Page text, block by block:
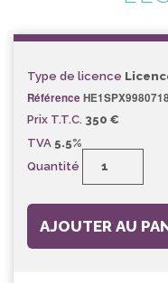
Type de licence
Référence HE1SPX9980718
Prix T.T.C. 350 €
TVA 5.5%
Quantité
AJOUTER AU